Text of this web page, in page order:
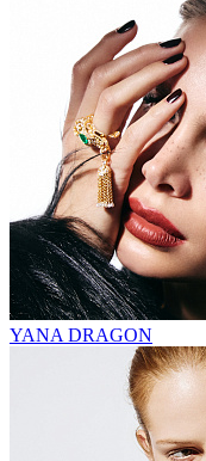
YANA DRAGON